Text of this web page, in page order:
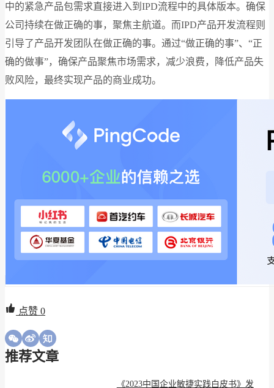
中的紧急产品包需求直接进入到IPD流程中的具体版本。确保
公司持续在做正确的事，聚焦主航道。而IPD产品开发流程则
引导了产品开发团队在做正确的事。通过“做正确的事”、“正
确的做事”，确保产品聚焦市场需求，减少浪费，降低产品失
败风险，最终实现产品的商业成功。
点赞 0
推荐文章
《2023中国企业敏捷实践白皮书》发